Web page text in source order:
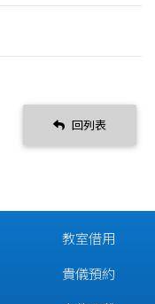
回列表
教室借用
貴儀預約